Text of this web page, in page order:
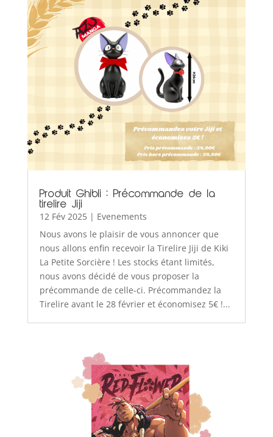
Produit Ghibli : Précommande de la
tirelire Jiji
12 Fév 2025| Evenements
Nous avons le plaisir de vous annoncer que
nous allons enfin recevoir la Tirelire Jiji de Kiki
La Petite Sorcière ! Les stocks étant limités,
nous avons décidé de vous proposer la
précommande de celle-ci. Précommandez la
Tirelire avant le 28 février et économisez 5€ !...